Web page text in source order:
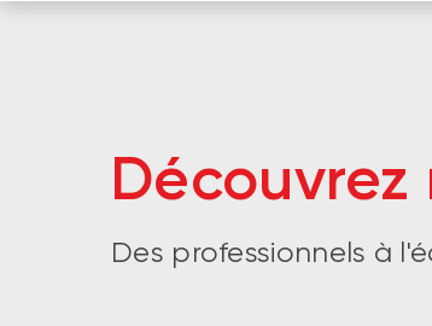
Des professionnels à